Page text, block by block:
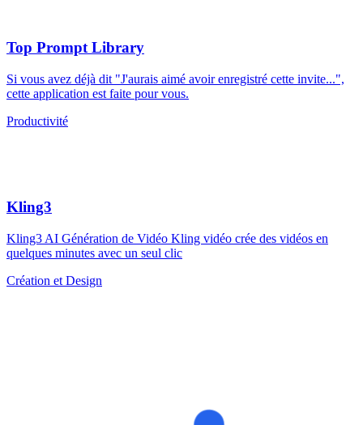
Top Prompt Library
Si vous avez déjà dit "J'aurais aimé avoir enregistré cette invite...",
cette application est faite pour vous.
Productivité
Kling3
Kling3 AI Génération de Vidéo Kling vidéo crée des vidéos en
quelques minutes avec un seul clic
Création et Design